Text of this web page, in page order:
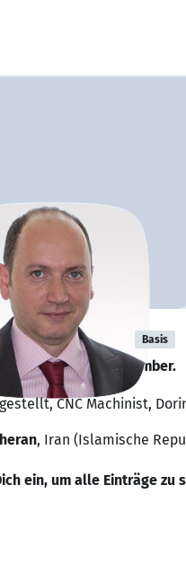
Fadakar Basis
for a new team member.
CNC Machinist,
, Iran (Islamische
ein, um alle Einträge zu